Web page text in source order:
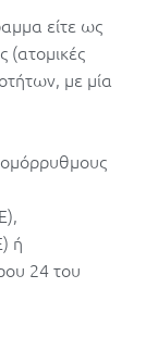
είτε ως
(ατομικές
με μία
ομόρρυθμους
ή
24 του